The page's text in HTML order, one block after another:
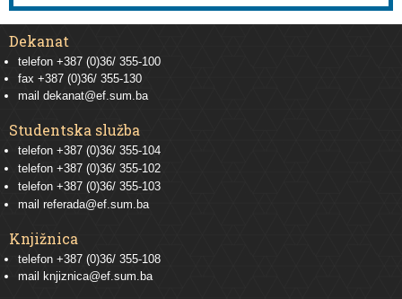
Dekanat
telefon +387 (0)36/ 355-100
fax +387 (0)36/ 355-130
mail dekanat@ef.sum.ba
Studentska služba
telefon +387 (0)36/ 355-104
telefon +387 (0)36/ 355-102
telefon +387 (0)36/ 355-103
mail referada@ef.sum.ba
Knjižnica
telefon +387 (0)36/ 355-108
mail knjiznica@ef.sum.ba